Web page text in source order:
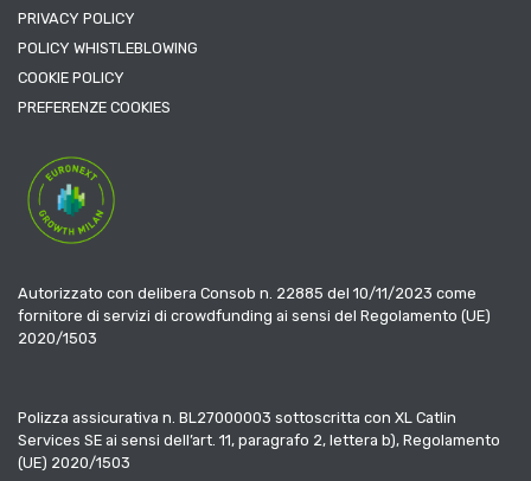
PRIVACY POLICY
POLICY WHISTLEBLOWING
COOKIE POLICY
PREFERENZE COOKIES
Autorizzato con delibera Consob n. 22885 del 10/11/2023 come
fornitore di servizi di crowdfunding ai sensi del Regolamento (UE)
2020/1503
Polizza assicurativa n. BL27000003 sottoscritta con XL Catlin
Services SE ai sensi dell’art. 11, paragrafo 2, lettera b), Regolamento
(UE) 2020/1503